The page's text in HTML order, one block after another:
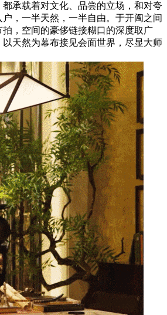
承载着对文化、品尝的立场，和对夸
，一半天然，一半自由。于开阖之间
，空间的豪侈链接糊口的深度取广
天然为幕布接见会面世界，尽显大师